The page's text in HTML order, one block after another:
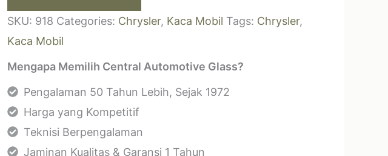
SKU: 918 Categories: Chrysler, Kaca Mobil Tags: Chrysler,
Kaca Mobil
Mengapa Memilih Central Automotive Glass?
Pengalaman 50 Tahun Lebih, Sejak 1972
Harga yang Kompetitif
Teknisi Berpengalaman
Jaminan Kualitas & Garansi 1 Tahun